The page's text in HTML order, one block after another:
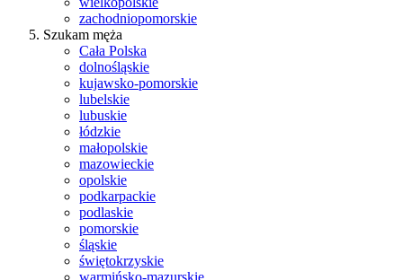
zachodniopomorskie
Szukam męża
Cała Polska
dolnośląskie
kujawsko-pomorskie
lubelskie
lubuskie
łódzkie
małopolskie
mazowieckie
opolskie
podkarpackie
podlaskie
pomorskie
śląskie
świętokrzyskie
warmińsko-mazurskie